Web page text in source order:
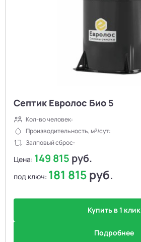
Септик Евролос Био 5
Кол-во человек:
Производительность, м³/сут:
Залповый сброс:
Цена: 149 815 руб.
под ключ: 181 815руб.
Купить в 1 клик
Подробнее